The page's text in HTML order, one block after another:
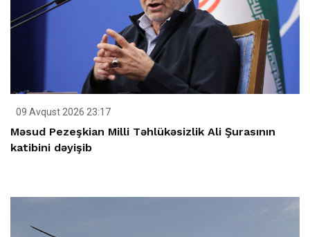
09 Avqust 2026 23:17
Məsud Pezeşkian Milli Təhlükəsizlik Ali Şurasının
katibini dəyişib